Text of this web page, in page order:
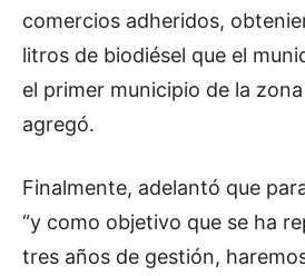
comercios adheridos,
litros de biodiésel que el
el primer municipio de la zona
agregó.
Finalmente, adelantó que
“y como objetivo que se ha
tres años de gestión,